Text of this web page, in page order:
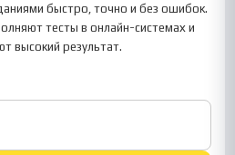
быстро, точно и без ошибок.
тесты в онлайн-системах и
высокий результат.